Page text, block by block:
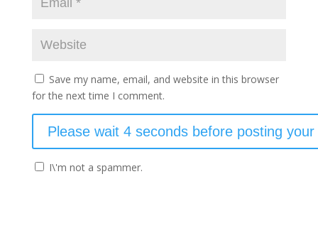
Save my name, email, and website in this browser
for the next time I comment.
I\'m not a spammer.